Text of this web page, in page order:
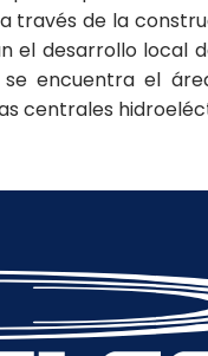
través de la
el desarrollo local
encuentra el
centrales